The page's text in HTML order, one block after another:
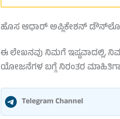
ಹೊಸ ಆಧಾರ್ ಅಪ್ಲಿಕೇಶನ್ ಡೌನ್‌ಲೋಡ್
ಈ ಲೇಖನವು ನಿಮಗೆ ಇಷ್ಟವಾದಲ್ಲಿ,
ಯೋಜನೆಗಳ ಬಗ್ಗೆ ನಿರಂತರ
Telegram Channel